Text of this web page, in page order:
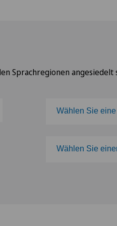
Sprachregionen angesiedelt
Wählen Sie
Wählen Sie